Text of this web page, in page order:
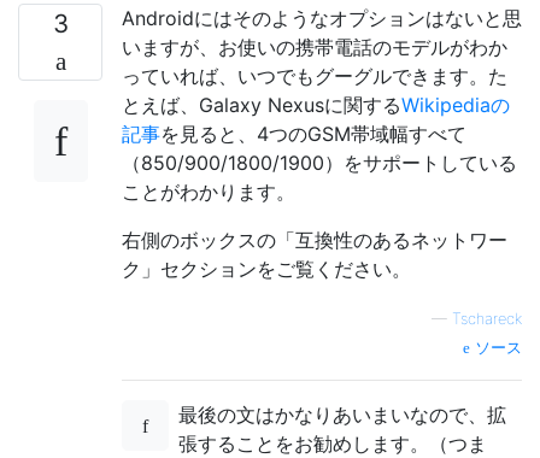
3
Androidにはそのようなオプションはないと思
いますが、お使いの携帯電話のモデルがわか
っていれば、いつでもグーグルできます。た
とえば、Galaxy Nexusに関するWikipediaの
記事を見ると、4つのGSM帯域幅すべて
（850/900/1800/1900）をサポートしている
ことがわかります。
右側のボックスの「互換性のあるネットワー
ク」セクションをご覧ください。
— Tschareck
ソース
最後の文はかなりあいまいなので、拡
張することをお勧めします。（つま